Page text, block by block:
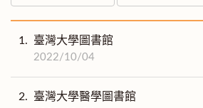
1. 臺灣大學圖書館
2022/10/04
2. 臺灣大學醫學圖書館